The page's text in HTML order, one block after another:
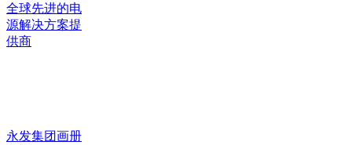
全球先进的电
源解决方案提
供商
永发集团画册